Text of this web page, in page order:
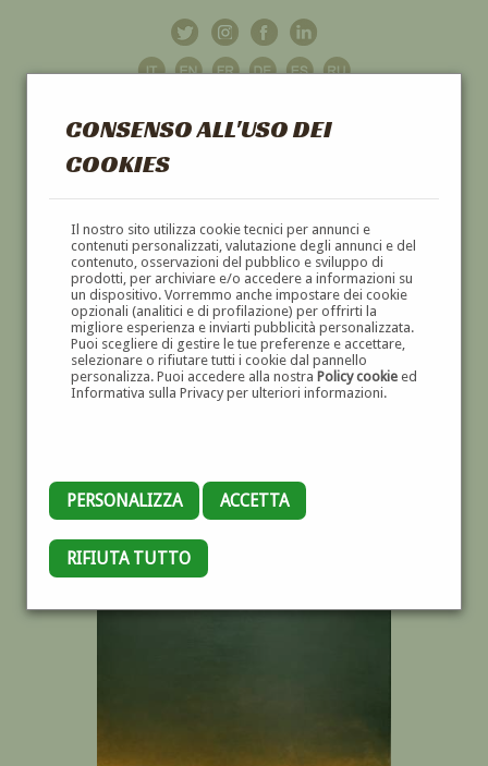
CONSENSO ALL'USO DEI
COOKIES
Il nostro sito utilizza cookie tecnici per annunci e
contenuti personalizzati, valutazione degli annunci e del
contenuto, osservazioni del pubblico e sviluppo di
prodotti, per archiviare e/o accedere a informazioni su
un dispositivo. Vorremmo anche impostare dei cookie
opzionali (analitici e di profilazione) per offrirti la
migliore esperienza e inviarti pubblicità personalizzata.
Puoi scegliere di gestire le tue preferenze e accettare,
selezionare o rifiutare tutti i cookie dal pannello
personalizza. Puoi accedere alla nostra Policy cookieed
Informativa sulla Privacy per ulteriori informazioni.
PERSONALIZZA ACCETTA
RIFIUTA TUTTO
GALLERIAD'ARTE
DIPINTI E SCULTURE '800 E '900
OPERE DELL'AUTORE